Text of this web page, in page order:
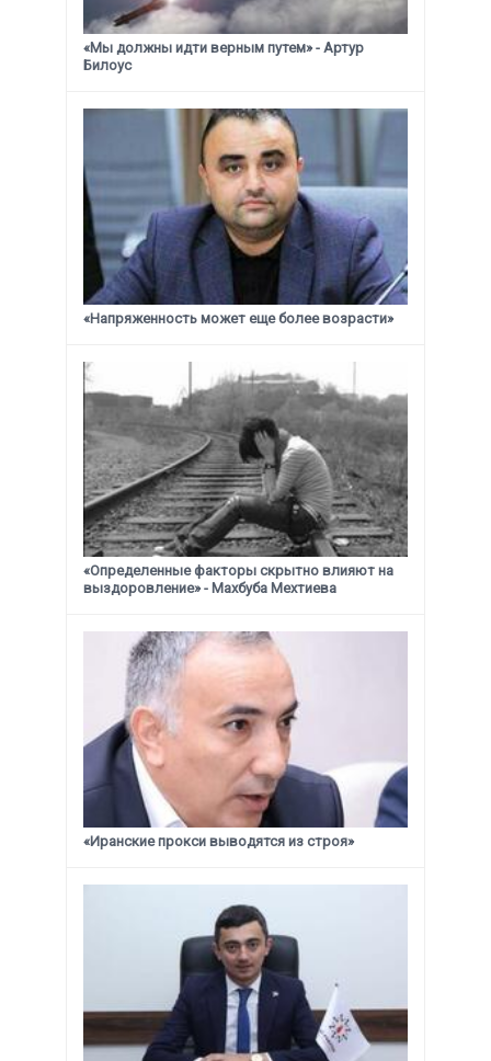
«Мы должны идти верным путем» - Артур
Билоус
«Напряженность может еще более возрасти»
«Определенные факторы скрытно влияют на
выздоровление» - Махбуба Мехтиева
«Иранские прокси выводятся из строя»